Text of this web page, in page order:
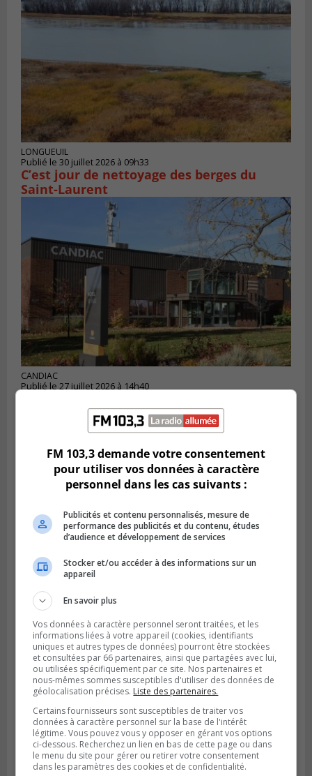
LONGUEUIL
Publié le 30 juillet 2026 à 09h33
C’est jour de nettoyage des berges du
Saint-Laurent
CANDIAC
Publié le 27 juillet 2026 à 14h40
Publié le 26 juillet 2026 à 08h01
Saint‑Bruno veut accélérer l’abandon des
outils à essence
FM 103,3 demande votre consentement
pour utiliser vos données à caractère
personnel dans les cas suivants :
Publicités et contenu personnalisés, mesure de
performance des publicités et du contenu, études
d’audience et développement de services
Stocker et/ou accéder à des informations sur un
appareil
En savoir plus
Vos données à caractère personnel seront traitées, et les
informations liées à votre appareil (cookies, identifiants
uniques et autres types de données) pourront être stockées
et consultées par 66 partenaires, ainsi que partagées avec lui,
ou utilisées spécifiquement par ce site. Nos partenaires et
nous-mêmes sommes susceptibles d'utiliser des données de
géolocalisation précises. Liste des partenaires.
Certains fournisseurs sont susceptibles de traiter vos
données à caractère personnel sur la base de l'intérêt
légitime. Vous pouvez vous y opposer en gérant vos options
ci-dessous. Recherchez un lien en bas de cette page ou dans
le menu du site pour gérer ou retirer votre consentement
dans les paramètres des cookies et de confidentialité.